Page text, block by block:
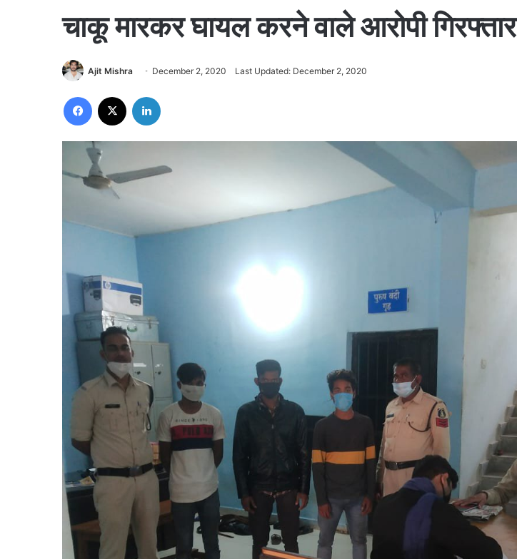
चाकू मारकर घायल करने वाले आरोपी गिरफ्तार
Ajit Mishra December 2, 2020 Last Updated: December 2, 2020
Facebook